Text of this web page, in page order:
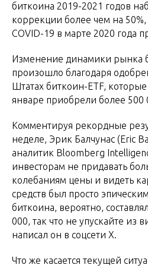
биткоина 2019-2021 годов
коррекции более чем на 50%,
COVID-19 в марте 2020 года
Изменение динамики рынка
произошло благодаря
Штатах биткоин-ETF,
январе приобрели более 500
Комментируя рекордные
неделе, Эрик Балчунас (Eric
аналитик Bloomberg
инвесторам не придавать
колебаниям цены и видеть
средств был просто
биткоина, вероятно,
000, так что не упускайте из
написал он в соцсети X.
Что же касается текущей